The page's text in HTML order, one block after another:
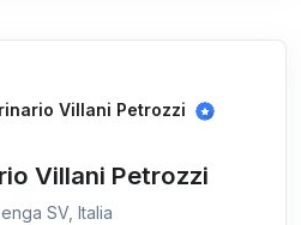
Villani Petrozzi
Villani Petrozzi
SV, Italia